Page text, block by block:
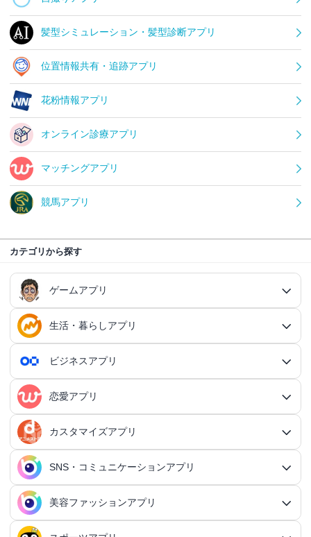
髪型シミュレーション・髪型診断アプリ
位置情報共有・追跡アプリ
花粉情報アプリ
オンライン診療アプリ
マッチングアプリ
競馬アプリ
カテゴリから探す
ゲームアプリ
ゲームアプリ総合
RPGアプリ
RPGアプリ総合
王道RPGアプリ
アクションRPGアプリ
シミュレーションRPGアプリ
ダンジョンRPGアプリ
MMORPGアプリ
アクションゲームアプリ
3Dアクションアプリ
アクションRPGアプリ
シミュレーションアプリ
シミュレーションアプリ総合
育成シミュレーションアプリ
戦略シミュレーションアプリ
箱庭シミュレーションアプリ
対戦・協力ゲームアプリ
対戦・協力ゲームアプリ総合
オンライン対戦アプリ
シューティングゲームアプリ
アドベンチャーゲームアプリ
生活・暮らしアプリ
生活・暮らしアプリ総合
ファイナンスアプリ
家計簿アプリ
ふるさと納税アプリ
貯金アプリ
スマホ決済アプリ
クレジットカードアプリ
日記アプリ
交換日記アプリ
写真カレンダーアプリ
行動記録アプリ
行動記録アプリ総合
習慣化アプリ
ポイ活アプリ
ポイ活アプリ総合
スケジューラ・時計アプリ
ビジネスアプリ
ビジネスアプリ総合
タスク管理アプリ
タスク管理アプリ総合
個人タスク管理アプリ
タスク共有アプリ
QRコードアプリ
OCRアプリ
OCRアプリ総合
議事録アプリ
恋愛アプリ
恋愛アプリ総合
マッチングアプリ
マッチングアプリ総合
20代向けマッチングアプリ
出会いアプリ
カップルアプリ
カスタマイズアプリ
カスタマイズアプリ総合
IFTTTアプリ
オートクリッカーアプリ
ネットワークアプリ
SNS・コミュニケーションアプリ
SNS・コミュニケーションアプリ総合
美容ファッションアプリ